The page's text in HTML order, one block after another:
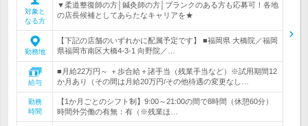
対象と
なる方
▼柔道整復師の方│鍼灸師の方│ブランクのある方も応募可！各地
の店長候補としてあらたなキャリアを★
勤務地
【下記の店舗のいずれかに配属予定です】 ■福岡県 大橋院／福岡
県福岡市南区大橋4-3-1 向野院／…
給与
■月給22万円～ ＋歩合給＋諸手当（残業手当など）※試用期間12
か月あり（その間は月給20万円/その他待遇の変更なし…
勤務
時間
【1か月ごとのシフト制】9:00～21:00の間で8時間（休憩60分）
時間外労働の有無：有（※残業ほ…